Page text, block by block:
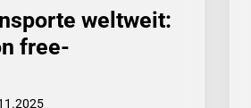
weltweit:
free-